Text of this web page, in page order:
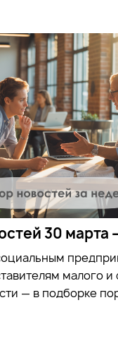
30 марта
малого и
— в подборке